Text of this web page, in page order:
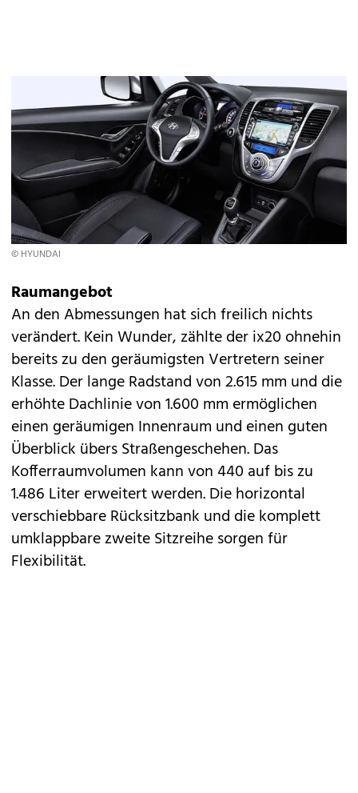
© HYUNDAI
Raumangebot
An den Abmessungen hat sich freilich nichts
verändert. Kein Wunder, zählte der ix20 ohnehin
bereits zu den geräumigsten Vertretern seiner
Klasse. Der lange Radstand von 2.615 mm und die
erhöhte Dachlinie von 1.600 mm ermöglichen
einen geräumigen Innenraum und einen guten
Überblick übers Straßengeschehen. Das
Kofferraumvolumen kann von 440 auf bis zu
1.486 Liter erweitert werden. Die horizontal
verschiebbare Rücksitzbank und die komplett
umklappbare zweite Sitzreihe sorgen für
Flexibilität.